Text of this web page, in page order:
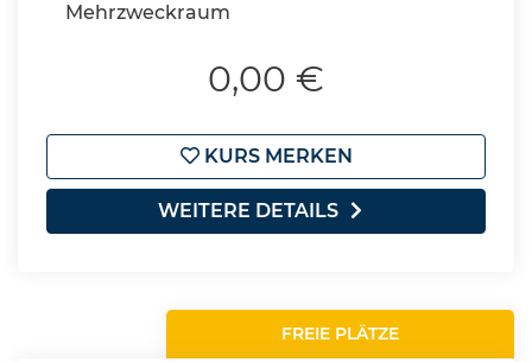
Mehrzweckraum
0,00 €
KURS MERKEN
WEITERE DETAILS
FREIE PLÄTZE